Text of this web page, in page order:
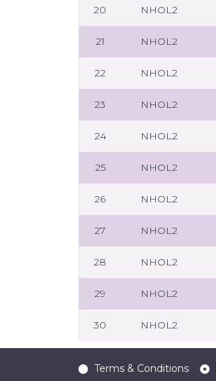
20 NHOL2
21 NHOL2
22 NHOL2
23 NHOL2
24 NHOL2
25 NHOL2
26 NHOL2
27 NHOL2
28 NHOL2
29 NHOL2
30 NHOL2
Terms & Conditions